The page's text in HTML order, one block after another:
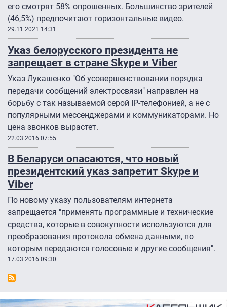
его смотрят 58% опрошенных. Большинство зрителей
(46,5%) предпочитают горизонтальные видео.
29.11.2021 14:31
Указ белорусского президента не
запрещает в стране Skype и Viber
Указ Лукашенко "Об усовершенствовании порядка
передачи сообщений электросвязи" направлен на
борьбу с так называемой серой IP-телефонией, а не с
популярными мессенджерами и коммуникаторами. Но
цена звонков вырастет.
22.03.2016 07:55
В Беларуси опасаются, что новый
президентский указ запретит Skype и
Viber
По новому указу пользователям интернета
запрещается "применять программные и технические
средства, которые в совокупности используются для
преобразования протокола обмена данными, по
которым передаются голосовые и другие сообщения".
17.03.2016 09:30